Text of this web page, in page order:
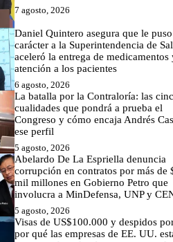
7 agosto, 2026
Daniel Quintero asegura que le puso
carácter a la Superintendencia de
aceleró la entrega de medicamentos
atención a los pacientes
6 agosto, 2026
La batalla por la Contraloría: las
cualidades que pondrá a prueba el
Congreso y cómo encaja Andrés
ese perfil
5 agosto, 2026
Abelardo De La Espriella denuncia
corrupción en contratos por más de
mil millones en Gobierno Petro que
involucra a MinDefensa, UNP y
5 agosto, 2026
Visas de US$100.000 y despidos
por qué las empresas de EE. UU.